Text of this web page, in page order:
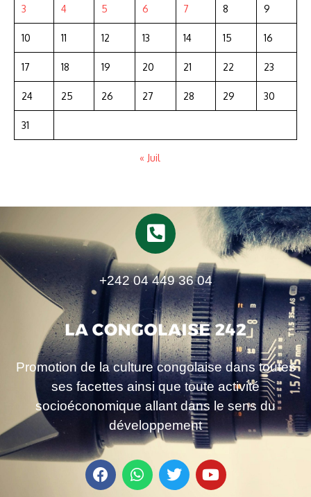
3 4 5 6 7 8 9
10 11 12 13 14 15 16
17 18 19 20 21 22 23
24 25 26 27 28 29 30
31
« Juil
+242 04 449 36 04
Promotion de la culture congolaise dans toutes
ses facettes ainsi que toute activité
socioéconomique allant dans le sens du
développement